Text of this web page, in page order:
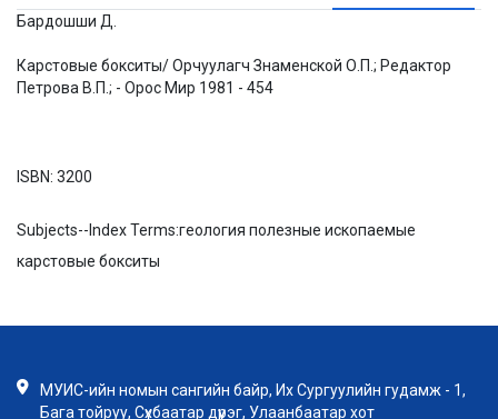
Бардошши Д.
Карстовые бокситы/ Орчуулагч Знаменской О.П.; Редактор
Петрова В.П.; - Орос Мир 1981 - 454
ISBN: 3200
Subjects--Index Terms:геология полезные ископаемые
карстовые бокситы
МУИС-ийн номын сангийн байр, Их Сургуулийн гудамж - 1,
Бага тойруу, Сүхбаатар дүүрэг, Улаанбаатар хот